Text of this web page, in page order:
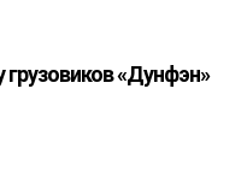
«Дунфэн»